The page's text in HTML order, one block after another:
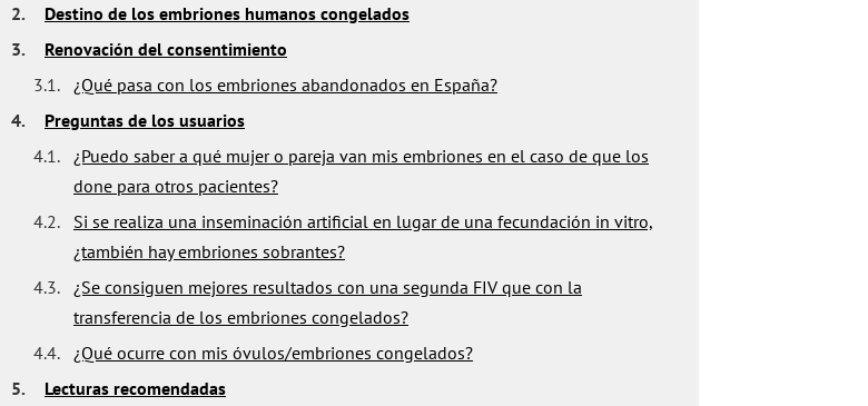
2.
Destino de los embriones humanos congelados
3.
Renovación del consentimiento
3.1.
¿Qué pasa con los embriones abandonados en España?
4.
Preguntas de los usuarios
4.1.
¿Puedo saber a qué mujer o pareja van mis embriones en el caso de que los
done para otros pacientes?
4.2.
Si se realiza una inseminación artificial en lugar de una fecundación in vitro,
¿también hay embriones sobrantes?
4.3.
¿Se consiguen mejores resultados con una segunda FIV que con la
transferencia de los embriones congelados?
4.4.
¿Qué ocurre con mis óvulos/embriones congelados?
5.
Lecturas recomendadas